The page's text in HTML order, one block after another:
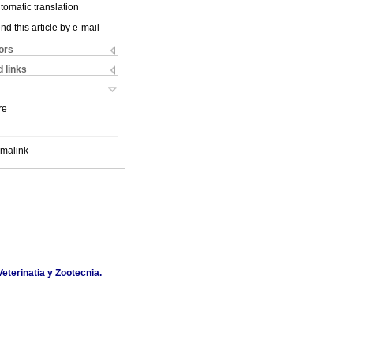
translation
this article by e-mail
links
y Zootecnia.